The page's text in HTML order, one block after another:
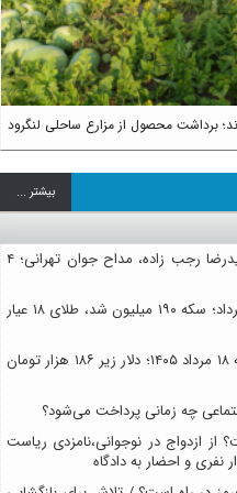
برداشت محصول از مزارع ساحلی لنگرود
بيشتر ...
جزئیات تازه از ربایش و قتل فجیع حمیدرضا رجب زاده، مداح جوان تهرانی؛ ۴
قیمت طلا، سکه و دلار امروز شنبه ۱۷ مرداد؛ سکه ۱۹۰ میلیون شد، طلای ۱۸ عیار
پیش‌بینی قیمت طلا، سکه و دلار یکشنبه ۱۸ مرداد ۱۴۰۵؛ دلار زیر ۱۸۶ هزار تومان
چه زمانی پرداخت می‌شود؟
ازدواج در نوجوانی،نامزدی ریاست